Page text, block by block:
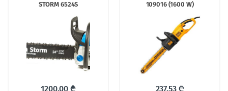
STORM 6524S
1200,00 ₾
109016 (1600 W)
237,53 ₾